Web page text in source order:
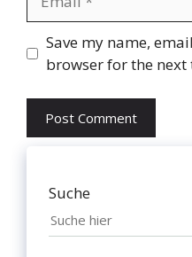
Website
Save my name,
browser for the
Suche